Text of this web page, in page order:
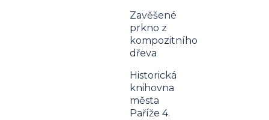
Zavěšené
prkno z
kompozitního
dřeva
Historická
knihovna
města
Paříže 4.